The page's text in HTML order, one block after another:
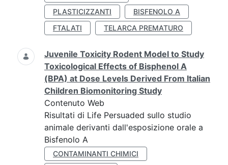
PLASTICIZZANTI
BISFENOLO A
FTALATI
TELARCA PREMATURO
Juvenile Toxicity Rodent Model to Study
Toxicological Effects of Bisphenol A
(BPA) at Dose Levels Derived From Italian
Children Biomonitoring Study
Contenuto Web
Risultati di Life Persuaded sullo studio
animale derivanti dall'esposizione orale a
Bisfenolo A
CONTAMINANTI CHIMICI